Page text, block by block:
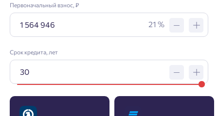
Первоначальный взнос, ₽
21 %
Срок кредита, лет
Заявка на ипотеку